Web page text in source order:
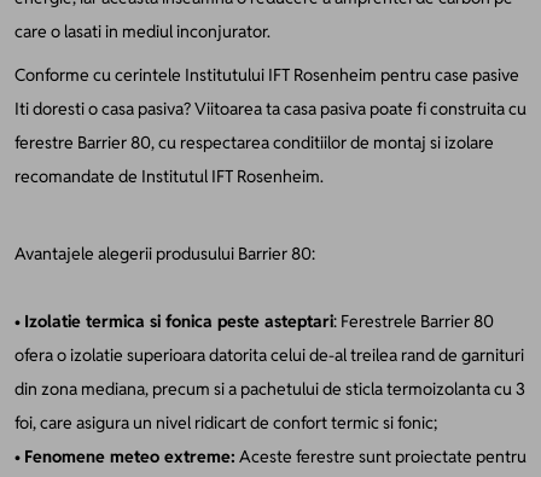
care o lasati in mediul inconjurator.
Conforme cu cerintele Institutului IFT Rosenheim pentru case pasive
Iti doresti o casa pasiva? Viitoarea ta casa pasiva poate fi construita cu
ferestre Barrier 80, cu respectarea conditiilor de montaj si izolare
recomandate de Institutul IFT Rosenheim.
Avantajele alegerii produsului Barrier 80:
• Izolatie termica si fonica peste asteptari: Ferestrele Barrier 80
ofera o izolatie superioara datorita celui de-al treilea rand de garnituri
din zona mediana, precum si a pachetului de sticla termoizolanta cu 3
foi, care asigura un nivel ridicart de confort termic si fonic;
• Fenomene meteo extreme: Aceste ferestre sunt proiectate pentru